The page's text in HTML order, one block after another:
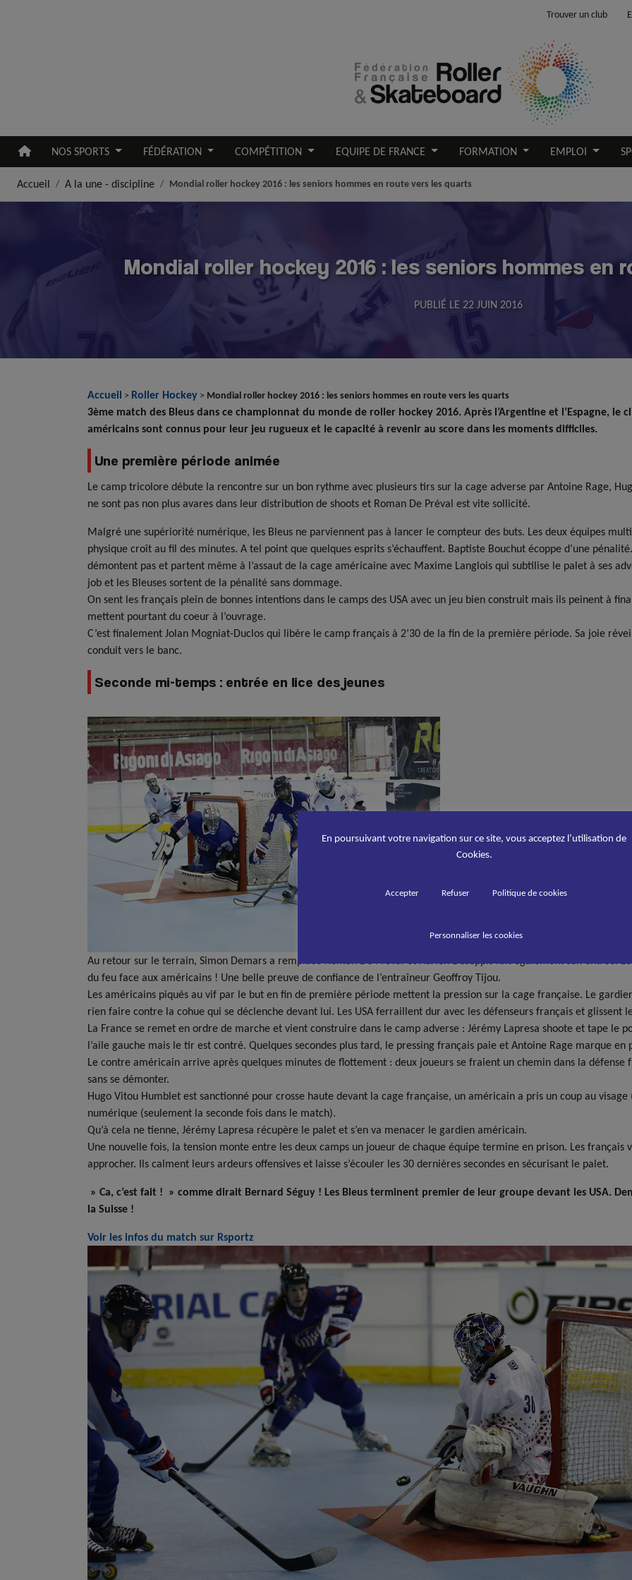
Trouver un club
NOS SPORTS FÉDÉRATION COMPÉTITION EQUIPE DE FRANCE FORMATION EMPLOI
Accueil A la une - discipline Mondial roller hockey 2016 : les seniors hommes en route vers les quarts
Mondial roller hockey 2016 : les seniors hommes
PUBLIÉ LE 22 JUIN 2016
Accueil > Roller Hockey > Mondial roller hockey 2016 : les seniors hommes en route vers les quarts
3ème match des Bleus dans ce championnat du monde de roller hockey 2016. Après l’Argentine et l’Espagne, le
américains sont connus pour leur jeu rugueux et le capacité à revenir au score dans les moments difficiles.
Une première période animée
Le camp tricolore débute la rencontre sur un bon rythme avec plusieurs tirs sur la cage adverse par Antoine Rage,
ne sont pas non plus avares dans leur distribution de shoots et Roman De Préval est vite sollicité.
Malgré une supériorité numérique, les Bleus ne parviennent pas à lancer le compteur des buts. Les deux équipes
physique croît au fil des minutes. A tel point que quelques esprits s’échauffent. Baptiste Bouchut écoppe d’une
démontent pas et partent même à l’assaut de la cage américaine avec Maxime Langlois qui subtilise le palet à ses
job et les Bleuses sortent de la pénalité sans dommage.
On sent les français plein de bonnes intentions dans le camps des USA avec un jeu bien construit mais ils peinent à
mettent pourtant du coeur à l’ouvrage.
C’est finalement Jolan Mogniat-Duclos qui libère le camp français à 2’30 de la fin de la première période. Sa joie
conduit vers le banc.
Seconde mi-temps : entrée en lice des jeunes
Au retour sur le terrain, Simon Demars a remplacé Roman De Préval et Adrien Desoppis fait également son entrée.
du feu face aux américains ! Une belle preuve de confiance de l’entraîneur Geoffroy Tijou.
Les américains piqués au vif par le but en fin de première période mettent la pression sur la cage française. Le
rien faire contre la cohue qui se déclenche devant lui. Les USA ferraillent dur avec les défenseurs français et glissent
La France se remet en ordre de marche et vient construire dans le camp adverse : Jérémy Lapresa shoote et tape le
l’aile gauche mais le tir est contré. Quelques secondes plus tard, le pressing français paie et Antoine Rage marque en
Le contre américain arrive après quelques minutes de flottement : deux joueurs se fraient un chemin dans la
sans se démonter.
Hugo Vitou Humblet est sanctionné pour crosse haute devant la cage française, un américain a pris un coup au
numérique (seulement la seconde fois dans le match).
Qu’à cela ne tienne, Jérémy Lapresa récupère le palet et s’en va menacer le gardien américain.
Une nouvelle fois, la tension monte entre les deux camps un joueur de chaque équipe termine en prison. Les
approcher. Ils calment leurs ardeurs offensives et laisse s’écouler les 30 dernières secondes en sécurisant le palet.
» Ca, c’est fait ! » comme dirait Bernard Séguy ! Les Bleus terminent premier de leur groupe devant les USA.
la Suisse !
Voir les infos du match sur Rsportz
En poursuivant votre navigation sur ce site, vous acceptez l’utilisation de
Cookies.
Accepter Refuser Politique de cookies
Personnaliser les cookies